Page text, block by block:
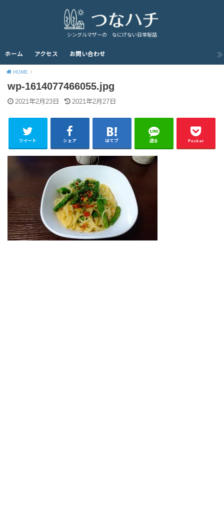
シングルマザーの なにげない日常秘話
ホーム アクセス お問い合わせ
HOME
wp-1614077466055.jpg
2021年2月23日 2021年2月27日
ツイート シェア はてブ 送る Pocket